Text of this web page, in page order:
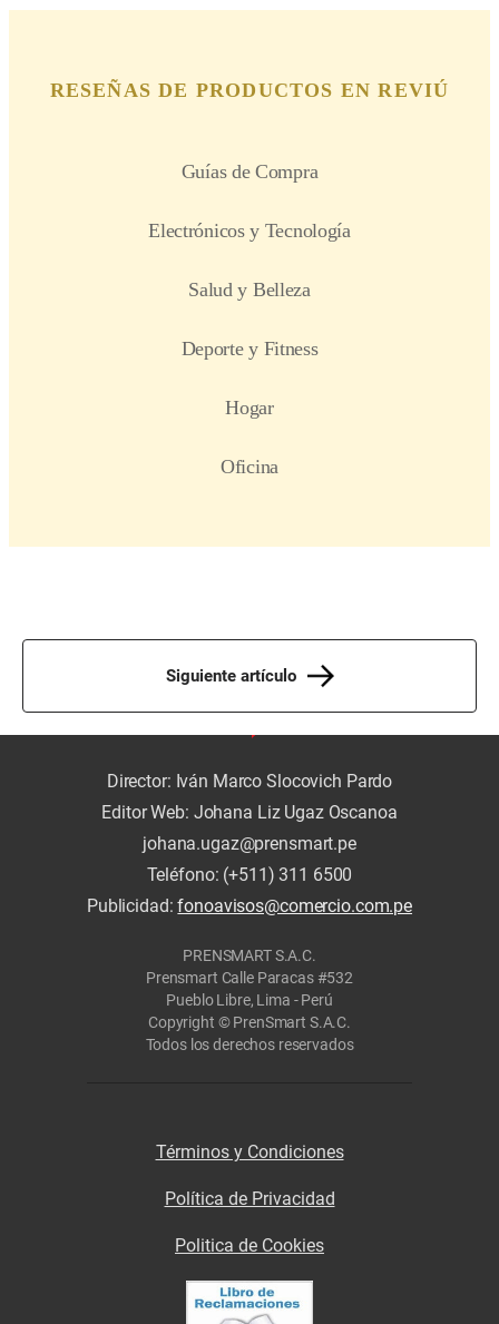
Siguiente artículo
Director: Iván Marco Slocovich Pardo
Editor Web: Johana Liz Ugaz Oscanoa
johana.ugaz@prensmart.pe
Teléfono: (+511) 311 6500
Publicidad:fonoavisos@comercio.com.pe
PRENSMART S.A.C.
Prensmart Calle Paracas #532
Pueblo Libre, Lima - Perú
Copyright © PrenSmart S.A.C.
Todos los derechos reservados
Términos y Condiciones
Política de Privacidad
Politica de Cookies